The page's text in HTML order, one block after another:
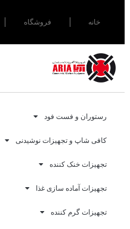
خانه فروشگاه
رستوران و فست فود
کافی شاپ و تجهیزات نوشیدنی
تجهیزات خنک کننده
تجهیزات آماده سازی غذا
تجهیزات گرم کننده